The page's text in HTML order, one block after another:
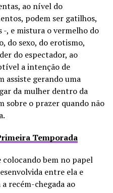
ao nível do
podem ser gatilhos,
-, e mistura o vermelho do
do sexo, do erotismo,
do espectador, ao
a intenção de
assiste gerando uma
da mulher dentro da
sobre o prazer quando não
Temporada
bem no papel
entre ela e
a recém-chegada ao